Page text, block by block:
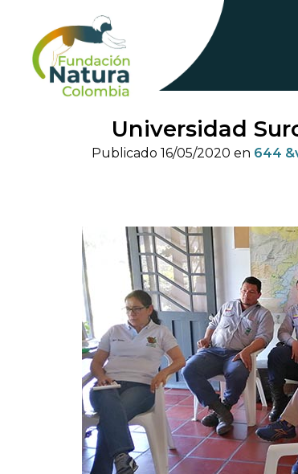
content
Universidad
Publicado 16/05/2020 en 644